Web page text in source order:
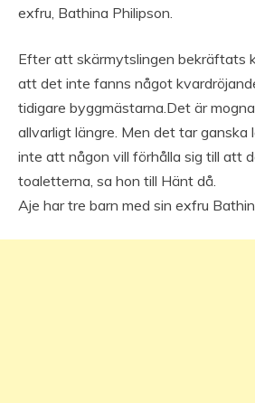
exfru, Bathina Philipson.
Efter att skärmytslingen bekräftats
att det inte fanns något
tidigare byggmästarna.Det är
allvarligt längre. Men det tar ganska
inte att någon vill förhålla sig till att
toaletterna, sa hon till Hänt då.
Aje har tre barn med sin exfru